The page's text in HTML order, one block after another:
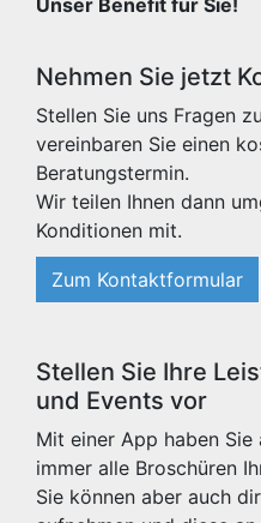
Unser Benefit für Sie!
Nehmen Sie jetzt
Stellen Sie uns Fragen
vereinbaren Sie einen
Beratungstermin.
Wir teilen Ihnen dann
Konditionen mit.
Zum Kontaktformular
Stellen Sie Ihre
und Events vor
Mit einer App haben Sie
immer alle Broschüren
Sie können aber auch